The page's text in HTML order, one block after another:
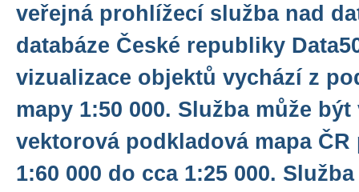
veřejná prohlížecí služba nad
databáze České republiky
vizualizace objektů vychází z
mapy 1:50 000. Služba může
vektorová podkladová mapa
1:60 000 do cca 1:25 000.